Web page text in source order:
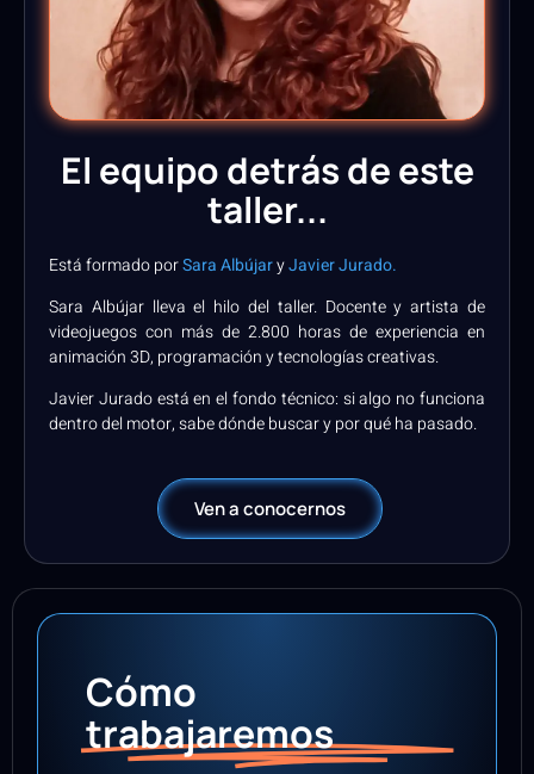
El equipo detrás de este
taller...
Está formado porSara AlbújaryJavier Jurado.
Sara Albújar lleva el hilo del taller. Docente y artista de
videojuegos con más de 2.800 horas de experiencia en
animación 3D, programación y tecnologías creativas.
Javier Jurado está en el fondo técnico: si algo no funciona
dentro del motor, sabe dónde buscar y por qué ha pasado.
Ven a conocernos
Cómo
trabajaremos